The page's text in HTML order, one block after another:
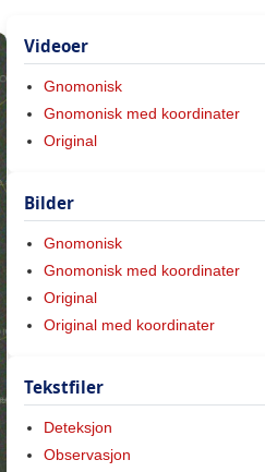
Videoer
Gnomonisk
Gnomonisk med koordinater
Original
Bilder
Gnomonisk
Gnomonisk med koordinater
Original
Original med koordinater
Tekstfiler
Deteksjon
Observasjon